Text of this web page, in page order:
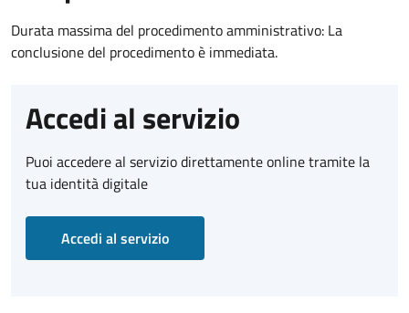
Durata massima del procedimento amministrativo: La
conclusione del procedimento è immediata.
Accedi al servizio
Puoi accedere al servizio direttamente online tramite la
tua identità digitale
Accedi al servizio